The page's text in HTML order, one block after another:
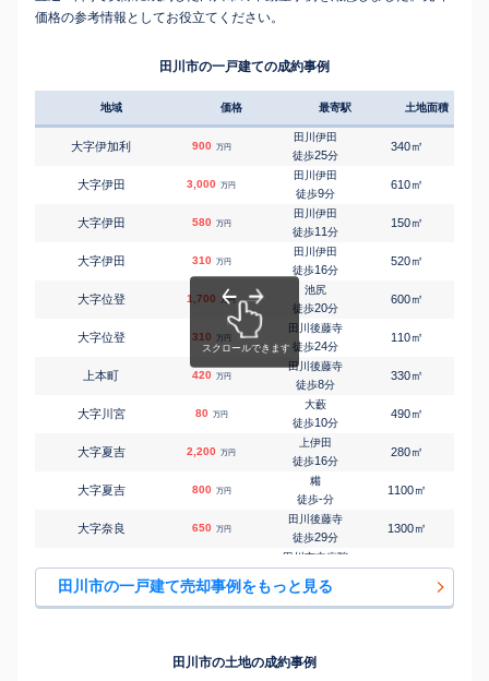
価格の参考情報としてお役立てください。
田川市の一戸建ての成約事例
地域 価格 最寄駅 土地面積
大字伊加利 900 万円
田川伊田
徒歩25分
340㎡
大字伊田 3,000 万円
田川伊田
徒歩9分
610㎡
大字伊田 580 万円
田川伊田
徒歩11分
150㎡
大字伊田 310 万円
田川伊田
徒歩16分
520㎡
大字位登 1,700 万円
池尻
徒歩20分
600㎡
大字位登 310 万円
田川後藤寺
徒歩24分
110㎡
上本町 420 万円
田川後藤寺
徒歩8分
330㎡
大字川宮 80 万円
大藪
徒歩10分
490㎡
大字夏吉 2,200 万円
上伊田
徒歩16分
280㎡
大字夏吉 800 万円
糒
徒歩-分
1100㎡
大字奈良 650 万円
田川後藤寺
徒歩29分
1300㎡
大字糒 1,700 万円
田川市立病院
300㎡
大字糒 890 万円
糒
3
510㎡ 135
田川後藤寺
田川市の一戸建て売却事例をもっと見る
田川市の土地の成約事例